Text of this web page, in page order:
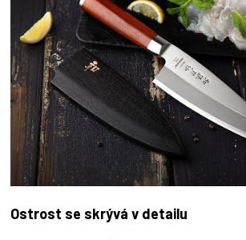
Ostrost se skrývá v detailu